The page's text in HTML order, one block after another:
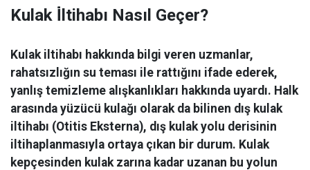
Kulak İ̇ltihabı Nasıl Geçer?
Kulak iltihabı hakkında bilgi veren uzmanlar,
rahatsızlığın su teması ile rattığını ifade ederek,
yanlış temizleme alışkanlıkları hakkında uyardı. Halk
arasında yüzücü kulağı olarak da bilinen dış kulak
iltihabı (Otitis Eksterna), dış kulak yolu derisinin
iltihaplanmasıyla ortaya çıkan bir durum. Kulak
kepçesinden kulak zarına kadar uzanan bu yolun